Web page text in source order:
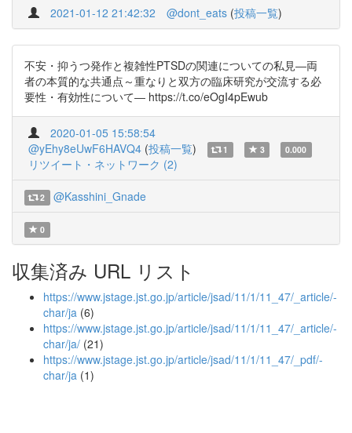
2021-01-12 21:42:32 @dont_eats (投稿一覧)
不安・抑うつ発作と複雑性PTSDの関連についての私見―両
者の本質的な共通点～重なりと双方の臨床研究が交流する必
要性・有効性について― https://t.co/eOgI4pEwub
2020-01-05 15:58:54
@yEhy8eUwF6HAVQ4 (投稿一覧) 1 3 0.000
リツイート・ネットワーク (2)
2 @Kasshini_Gnade
0
収集済み URL リスト
https://www.jstage.jst.go.jp/article/jsad/11/1/11_47/_article/-
char/ja (6)
https://www.jstage.jst.go.jp/article/jsad/11/1/11_47/_article/-
char/ja/ (21)
https://www.jstage.jst.go.jp/article/jsad/11/1/11_47/_pdf/-
char/ja (1)